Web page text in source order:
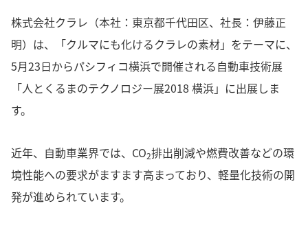
株式会社クラレ（本社：東京都千代田区、社長：伊藤正
明）は、「クルマにも化けるクラレの素材」をテーマに、
5月23日からパシフィコ横浜で開催される自動車技術展
「人とくるまのテクノロジー展2018 横浜」に出展しま
す。
近年、自動車業界では、CO2排出削減や燃費改善などの環
境性能への要求がますます高まっており、軽量化技術の開
発が進められています。